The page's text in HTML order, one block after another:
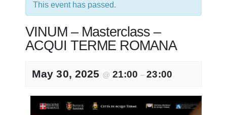
This event has passed.
VINUM – Masterclass –
ACQUI TERME ROMANA
May 30, 2025 @ 21:00–23:00